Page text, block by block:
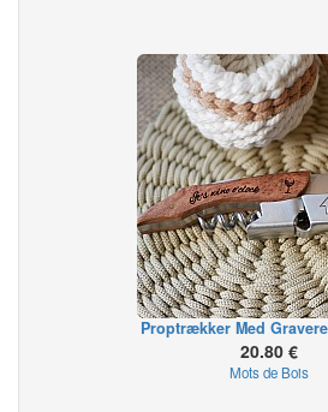
Proptrækker Med
20.80 €
Mots de Bois